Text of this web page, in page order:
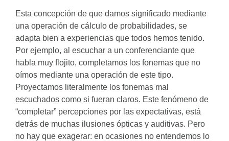
Esta concepción de que damos significado mediante
una operación de cálculo de probabilidades, se
adapta bien a experiencias que todos hemos tenido.
Por ejemplo, al escuchar a un conferenciante que
habla muy flojito, completamos los fonemas que no
oímos mediante una operación de este tipo.
Proyectamos literalmente los fonemas mal
escuchados como si fueran claros. Este fenómeno de
“completar” percepciones por las expectativas, está
detrás de muchas ilusiones ópticas y auditivas. Pero
no hay que exagerar: en ocasiones no entendemos lo